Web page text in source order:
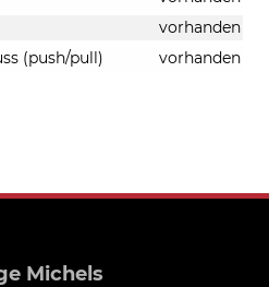
vorhanden
(push/pull)
vorhanden
Michels